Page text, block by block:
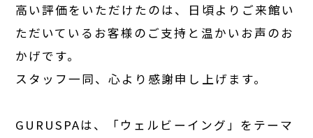
高い評価をいただけたのは、日頃よりご来館い
ただいているお客様のご支持と温かいお声のお
かげです。
スタッフ一同、心より感謝申し上げます。
GURUSPAは、「ウェルビーイング」をテーマ